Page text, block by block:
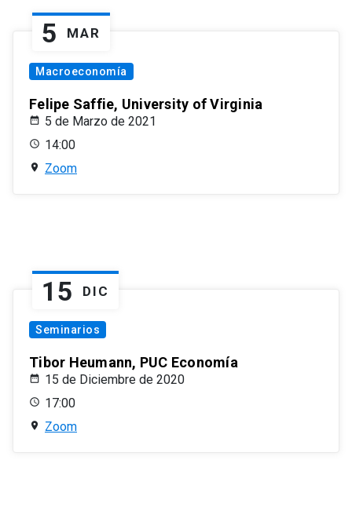
5 MAR
Macroeconomía
Felipe Saffie, University of Virginia
5 de Marzo de 2021
14:00
Zoom
15 DIC
Seminarios
Tibor Heumann, PUC Economía
15 de Diciembre de 2020
17:00
Zoom